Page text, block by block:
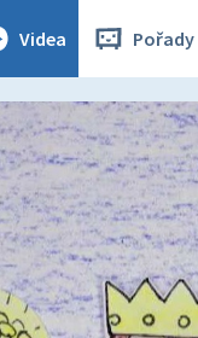
Videa Pořady